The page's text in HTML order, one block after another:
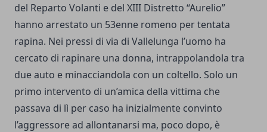
del Reparto Volanti e del XIII Distretto “Aurelio”
hanno arrestato un 53enne romeno per tentata
rapina. Nei pressi di via di Vallelunga l’uomo ha
cercato di rapinare una donna, intrappolandola tra
due auto e minacciandola con un coltello. Solo un
primo intervento di un’amica della vittima che
passava di lì per caso ha inizialmente convinto
l’aggressore ad allontanarsi ma, poco dopo, è